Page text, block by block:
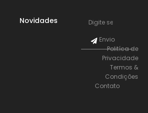
Novidades
Envio
Politíca de
Privacidade
Termos &
Condições
Contato